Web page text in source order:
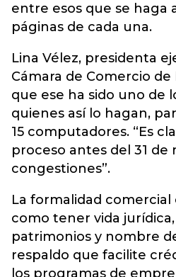
entre esos que se haga
páginas de cada una.
Lina Vélez, presidenta
Cámara de Comercio
que ese ha sido uno de
quienes así lo hagan,
15 computadores. “Es
proceso antes del 31 de
congestiones”.
La formalidad
como tener vida
patrimonios y nombre
respaldo que facilite
los programas de